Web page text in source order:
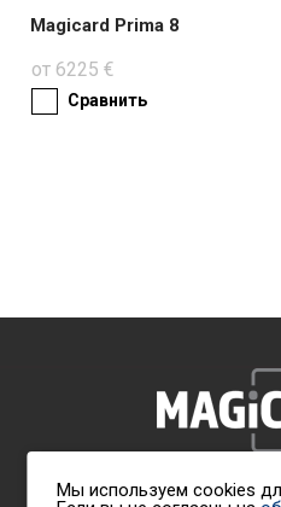
Magicard Prima 8
от 6225 €
Сравнить
Политика обработки
Мы используем cookies